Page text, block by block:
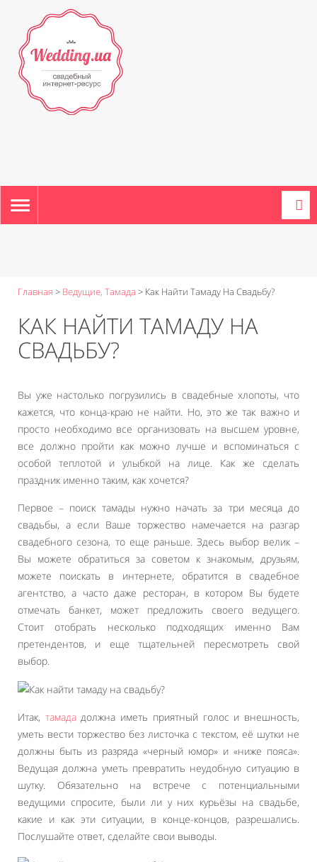
TOGGLE
NAVIGATION
Главная > Ведущие, Тамада > Как Найти Тамаду На Свадьбу?
КАК НАЙТИ ТАМАДУ НА
СВАДЬБУ?
Вы уже настолько погрузились в свадебные хлопоты, что
кажется, что конца-краю не найти. Но, это же так важно и
просто необходимо все организовать на высшем уровне,
все должно пройти как можно лучше и вспоминаться с
особой теплотой и улыбкой на лице. Как же сделать
праздник именно таким, как хочется?
Первое – поиск тамады нужно начать за три месяца до
свадьбы, а если Ваше торжество намечается на разгар
свадебного сезона, то еще раньше. Здесь выбор велик –
Вы можете обратиться за советом к знакомым, друзьям,
можете поискать в интернете, обратится в свадебное
агентство, а часто даже ресторан, в котором Вы будете
отмечать банкет, может предложить своего ведущего.
Стоит отобрать несколько подходящих именно Вам
претендентов, и еще тщательней пересмотреть свой
выбор.
Итак, тамададолжна иметь приятный голос и внешность,
уметь вести торжество без листочка с текстом, её шутки не
должны быть из разряда «черный юмор» и «ниже пояса».
Ведущая должна уметь превратить неудобную ситуацию в
шутку. Обязательно на встрече с потенциальными
ведущими спросите, были ли у них курьёзы на свадьбе,
какие и как эти ситуации, в конце-концов, разрешались.
Послушайте ответ, сделайте свои выводы.